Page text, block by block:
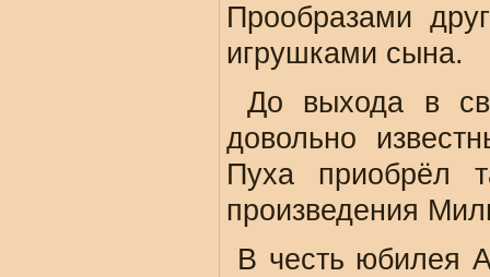
Прообразами
игрушками сына.
До выхода в
довольно
Пуха приобрёл
произведения
В честь юбилея